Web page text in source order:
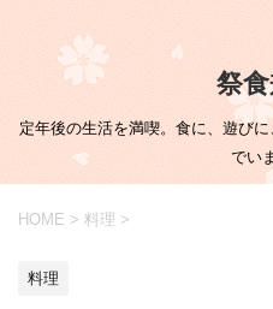
祭
定年後の生活を満喫。食に、遊び
でい
HOME > 料理 >
料理